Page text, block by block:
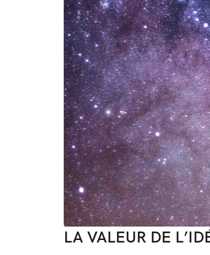
LA VALEUR DE